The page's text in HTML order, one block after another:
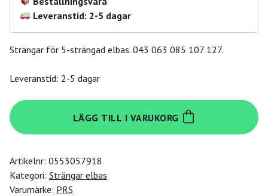
Leveranstid: 2-5 dagar
Strängar för 5-strängad elbas. 043 063 085 107 127.
Leveranstid: 2-5 dagar
Daddario
EPS300-
LÄGG TILL I VARUKORG
Artikelnr: 0553057918
Kategori: Strängar elbas
Varumärke: PRS